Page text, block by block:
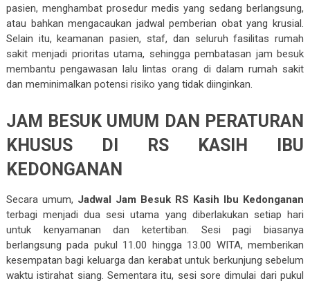
pasien, menghambat prosedur medis yang sedang berlangsung,
atau bahkan mengacaukan jadwal pemberian obat yang krusial.
Selain itu, keamanan pasien, staf, dan seluruh fasilitas rumah
sakit menjadi prioritas utama, sehingga pembatasan jam besuk
membantu pengawasan lalu lintas orang di dalam rumah sakit
dan meminimalkan potensi risiko yang tidak diinginkan.
JAM BESUK UMUM DAN PERATURAN
KHUSUS DI RS KASIH IBU
KEDONGANAN
Secara umum, Jadwal Jam Besuk RS Kasih Ibu Kedonganan
terbagi menjadi dua sesi utama yang diberlakukan setiap hari
untuk kenyamanan dan ketertiban. Sesi pagi biasanya
berlangsung pada pukul 11.00 hingga 13.00 WITA, memberikan
kesempatan bagi keluarga dan kerabat untuk berkunjung sebelum
waktu istirahat siang. Sementara itu, sesi sore dimulai dari pukul